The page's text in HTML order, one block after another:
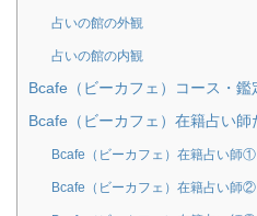
占いの館の外観
占いの館の内観
Bcafe（ビーカフェ）コース・鑑
Bcafe（ビーカフェ）在籍占い師
Bcafe（ビーカフェ）在籍占い師
Bcafe（ビーカフェ）在籍占い師